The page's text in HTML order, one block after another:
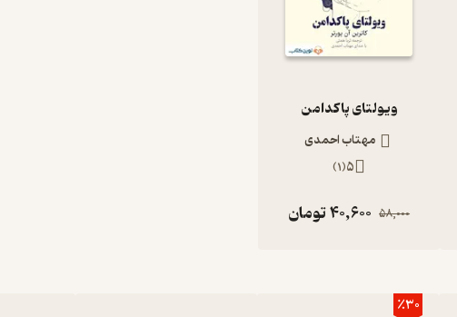
ویولتای پاکدامن
مهتاب احمدی
5
(
1
)
58,000
40,600تومان
٪30